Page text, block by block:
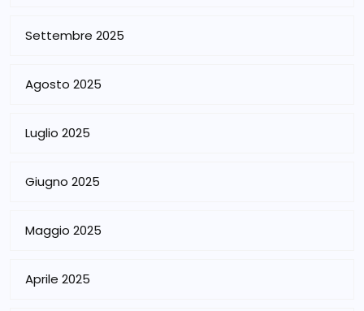
Settembre 2025
Agosto 2025
Luglio 2025
Giugno 2025
Maggio 2025
Aprile 2025